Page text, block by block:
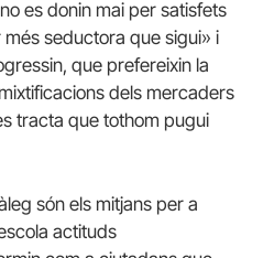
es donin mai per satisfets
seductora que sigui» i
que prefereixin la
dels mercaders
tracta que tothom pugui
són els mitjans per a
actituds